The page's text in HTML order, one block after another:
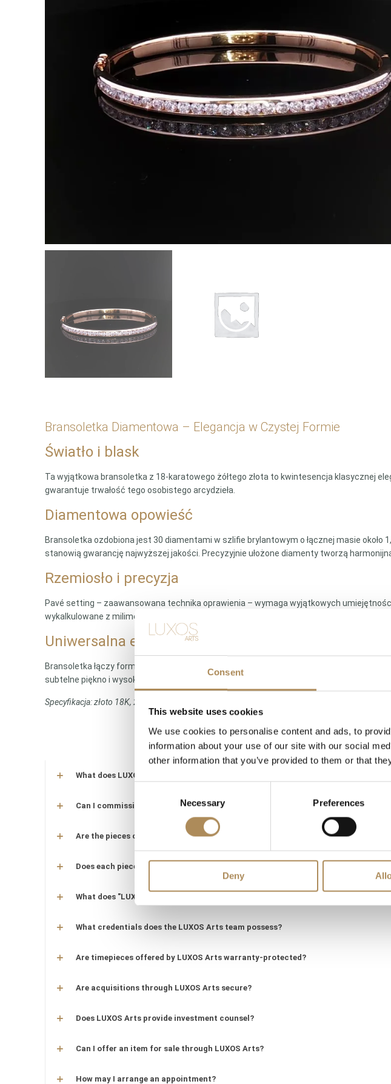
Consent
This website uses cookies
We use cookies to personalise content and ads, to
information about your use of our site with our social
other information that you’ve provided to them or that
Necessary Preferences
Deny
Bransoletka Diamentowa – Elegancja w Czystej Formie
Światło i blask
Ta wyjątkowa bransoletka z 18-karatowego żółtego złota to kwintesencja klasycznej
gwarantuje trwałość tego osobistego arcydzieła.
Diamentowa opowieść
Bransoletka ozdobiona jest 30 diamentami w szlifie brylantowym o łącznej masie
stanowią gwarancję najwyższej jakości. Precyzyjnie ułożone diamenty tworzą
Rzemiosło i precyzja
Pavé setting – zaawansowana technika oprawienia – wymaga wyjątkowych
wykalkulowane z milimetrową precyzją. Rezultatem jest gładka, błyszcząca
Uniwersalna elegancja
Bransoletka łączy formę klasyczną z ponadczasowym designem. Jest doskonałym
subtelne piękno i wysoką jakość wykonania.
Specyfikacja: złoto 18K, 24,54g | 30 diamentów w szlifie brylantowym, łącznie ca. 1,50 ct |
LUXOS Arts -
What does LUXOS Arts do?
Can I commission a bespoke piece or request sourcing of a specific item?
Are the pieces offered by LUXOS Arts authentic and of genuine value?
Does each piece include a certificate of authenticity?
What does "LUXOS Arts Certified Selection" signify?
What credentials does the LUXOS Arts team possess?
Are timepieces offered by LUXOS Arts warranty-protected?
Are acquisitions through LUXOS Arts secure?
Does LUXOS Arts provide investment counsel?
Can I offer an item for sale through LUXOS Arts?
How may I arrange an appointment?